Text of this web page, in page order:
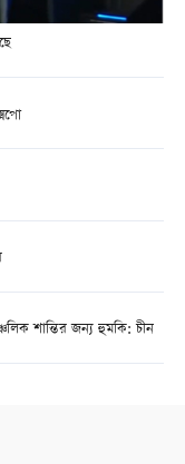
শান্তির জন্য হুমকি: চীন